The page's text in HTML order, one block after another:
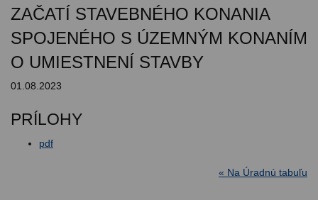
ZAČATÍ STAVEBNÉHO KONANIA
SPOJENÉHO S ÚZEMNÝM KONANÍM
O UMIESTNENÍ STAVBY
01.08.2023
PRÍLOHY
pdf
« Na Úradnú tabuľu